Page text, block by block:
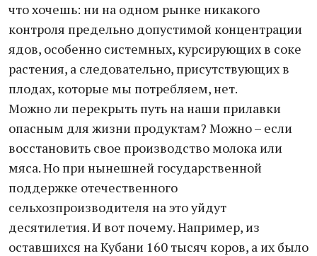
что хочешь: ни на одном рынке никакого
контроля предельно допустимой концентрации
ядов, особенно системных, курсирующих в соке
растения, а следовательно, присутствующих в
плодах, которые мы потребляем, нет.
Можно ли перекрыть путь на наши прилавки
опасным для жизни продуктам? Можно – если
восстановить свое производство молока или
мяса. Но при нынешней государственной
поддержке отечественного
сельхозпроизводителя на это уйдут
десятилетия. И вот почему. Например, из
оставшихся на Кубани 160 тысяч коров, а их было